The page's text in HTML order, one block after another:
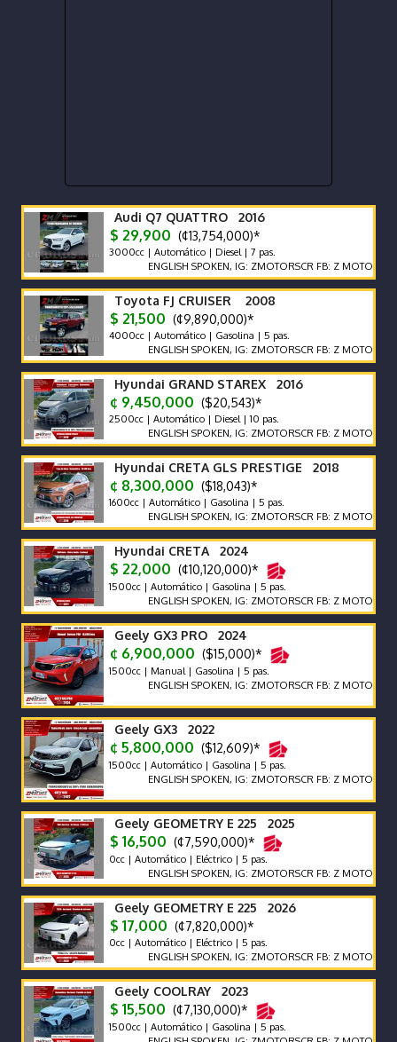
Audi Q7 QUATTRO 2016
$ 29,900 (¢13,754,000)*
3000cc | Automático | Diesel | 7 pas.
ENGLISH SPOKEN, IG: ZMOTORSCR FB: Z MOTORS.
Toyota FJ CRUISER 2008
$ 21,500 (¢9,890,000)*
4000cc | Automático | Gasolina | 5 pas.
ENGLISH SPOKEN, IG: ZMOTORSCR FB: Z MOTORS.
Hyundai GRAND STAREX 2016
¢ 9,450,000 ($20,543)*
2500cc | Automático | Diesel | 10 pas.
ENGLISH SPOKEN, IG: ZMOTORSCR FB: Z MOTORS.
Hyundai CRETA GLS PRESTIGE 2018
¢ 8,300,000 ($18,043)*
1600cc | Automático | Gasolina | 5 pas.
ENGLISH SPOKEN, IG: ZMOTORSCR FB: Z MOTORS.
Hyundai CRETA 2024
$ 22,000 (¢10,120,000)*
1500cc | Automático | Gasolina | 5 pas.
ENGLISH SPOKEN, IG: ZMOTORSCR FB: Z MOTORS.
Geely GX3 PRO 2024
¢ 6,900,000 ($15,000)*
1500cc | Manual | Gasolina | 5 pas.
ENGLISH SPOKEN, IG: ZMOTORSCR FB: Z MOTORS.
Geely GX3 2022
¢ 5,800,000 ($12,609)*
1500cc | Automático | Gasolina | 5 pas.
ENGLISH SPOKEN, IG: ZMOTORSCR FB: Z MOTORS.
Geely GEOMETRY E 225 2025
$ 16,500 (¢7,590,000)*
0cc | Automático | Eléctrico | 5 pas.
ENGLISH SPOKEN, IG: ZMOTORSCR FB: Z MOTORS.
Geely GEOMETRY E 225 2026
$ 17,000 (¢7,820,000)*
0cc | Automático | Eléctrico | 5 pas.
ENGLISH SPOKEN, IG: ZMOTORSCR FB: Z MOTORS.
Geely COOLRAY 2023
$ 15,500 (¢7,130,000)*
1500cc | Automático | Gasolina | 5 pas.